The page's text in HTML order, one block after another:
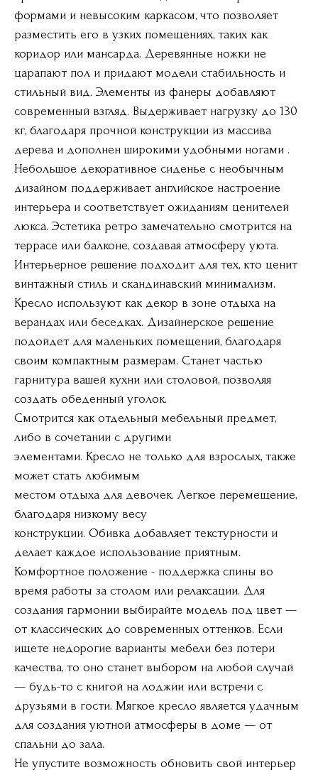
формами и невысоким каркасом, что позволяет
разместить его в узких помещениях, таких как
коридор или мансарда. Деревянные ножки не
царапают пол и придают модели стабильность и
стильный вид. Элементы из фанеры добавляют
современный взгляд. Выдерживает нагрузку до 130
кг, благодаря прочной конструкции из массива
дерева и дополнен широкими удобными ногами .
Небольшое декоративное сиденье с необычным
дизайном поддерживает английское настроение
интерьера и соответствует ожиданиям ценителей
люкса. Эстетика ретро замечательно смотрится на
террасе или балконе, создавая атмосферу уюта.
Интерьерное решение подходит для тех, кто ценит
винтажный стиль и скандинавский минимализм.
Кресло используют как декор в зоне отдыха на
верандах или беседках. Дизайнерское решение
подойдет для маленьких помещений, благодаря
своим компактным размерам. Станет частью
гарнитура вашей кухни или столовой, позволяя
создать обеденный уголок.
Смотрится как отдельный мебельный предмет,
либо в сочетании с другими
элементами. Кресло не только для взрослых, также
может стать любимым
местом отдыха для девочек. Легкое перемещение,
благодаря низкому весу
конструкции. Обивка добавляет текстурности и
делает каждое использование приятным.
Комфортное положение - поддержка спины во
время работы за столом или релаксации. Для
создания гармонии выбирайте модель под цвет —
от классических до современных оттенков. Если
ищете недорогие варианты мебели без потери
качества, то оно станет выбором на любой случай
— будь-то с книгой на лоджии или встречи с
друзьями в гости. Мягкое кресло является удачным
для создания уютной атмосферы в доме — от
спальни до зала.
Не упустите возможность обновить свой интерьер